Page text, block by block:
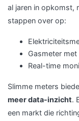
al jaren in opkomst,
stappen over op:
Gasmeter
Real-time
Slimme meters
meer data-inzicht.
een markt die